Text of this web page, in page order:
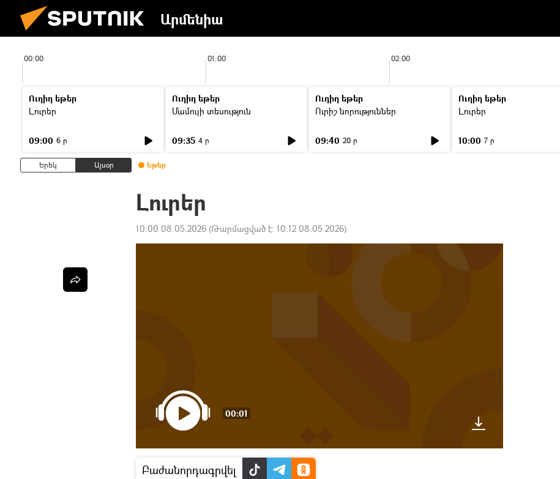
Արմենիա
00:00 01:00 02:00
Ուղիղ եթեր
Լուրեր
09:00 6 ր
Ուղիղ եթեր
Մամուլի տեսություն
09:35 4 ր
Ուղիղ եթեր
Ուրիշ նորություններ
09:40 20 ր
Ուղիղ եթեր
Լուրեր
10:00 7 ր
Երեկ Այսօր Եթեր
Լուրեր
10:00 08.05.2026 (Թարմացված է: 10:12 08.05.2026)
00:01
Բաժանորդագրվել